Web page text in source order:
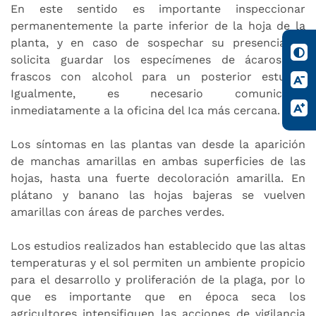
En este sentido es importante inspeccionar
permanentemente la parte inferior de la hoja de la
planta, y en caso de sospechar su presencia se
solicita guardar los especímenes de ácaros en
frascos con alcohol para un posterior estudio.
Igualmente, es necesario comunicarse
inmediatamente a la oficina del Ica más cercana.
Los síntomas en las plantas van desde la aparición
de manchas amarillas en ambas superficies de las
hojas, hasta una fuerte decoloración amarilla. En
plátano y banano las hojas bajeras se vuelven
amarillas con áreas de parches verdes.
Los estudios realizados han establecido que las altas
temperaturas y el sol permiten un ambiente propicio
para el desarrollo y proliferación de la plaga, por lo
que es importante que en época seca los